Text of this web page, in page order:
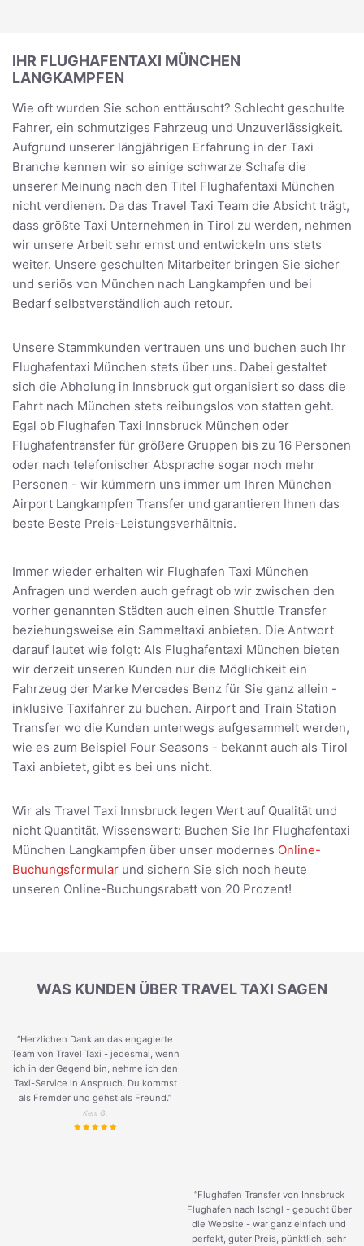
IHR FLUGHAFENTAXI MÜNCHEN
LANGKAMPFEN
Wie oft wurden Sie schon enttäuscht? Schlecht geschulte
Fahrer, ein schmutziges Fahrzeug und Unzuverlässigkeit.
Aufgrund unserer längjährigen Erfahrung in der Taxi
Branche kennen wir so einige schwarze Schafe die
unserer Meinung nach den Titel Flughafentaxi München
nicht verdienen. Da das Travel Taxi Team die Absicht trägt,
dass größte Taxi Unternehmen in Tirol zu werden, nehmen
wir unsere Arbeit sehr ernst und entwickeln uns stets
weiter. Unsere geschulten Mitarbeiter bringen Sie sicher
und seriös von München nach Langkampfen und bei
Bedarf selbstverständlich auch retour.
Unsere Stammkunden vertrauen uns und buchen auch Ihr
Flughafentaxi München stets über uns. Dabei gestaltet
sich die Abholung in Innsbruck gut organisiert so dass die
Fahrt nach München stets reibungslos von statten geht.
Egal ob Flughafen Taxi Innsbruck München oder
Flughafentransfer für größere Gruppen bis zu 16 Personen
oder nach telefonischer Absprache sogar noch mehr
Personen - wir kümmern uns immer um Ihren München
Airport Langkampfen Transfer und garantieren Ihnen das
beste Beste Preis-Leistungsverhältnis.
Immer wieder erhalten wir Flughafen Taxi München
Anfragen und werden auch gefragt ob wir zwischen den
vorher genannten Städten auch einen Shuttle Transfer
beziehungsweise ein Sammeltaxi anbieten. Die Antwort
darauf lautet wie folgt: Als Flughafentaxi München bieten
wir derzeit unseren Kunden nur die Möglichkeit ein
Fahrzeug der Marke Mercedes Benz für Sie ganz allein -
inklusive Taxifahrer zu buchen. Airport and Train Station
Transfer wo die Kunden unterwegs aufgesammelt werden,
wie es zum Beispiel Four Seasons - bekannt auch als Tirol
Taxi anbietet, gibt es bei uns nicht.
Wir als Travel Taxi Innsbruck legen Wert auf Qualität und
nicht Quantität. Wissenswert: Buchen Sie Ihr Flughafentaxi
München Langkampfen über unser modernes Online-
Buchungsformular und sichern Sie sich noch heute
unseren Online-Buchungsrabatt von 20 Prozent!
WAS KUNDEN ÜBER TRAVEL TAXI SAGEN
“Herzlichen Dank an das engagierte
Team von Travel Taxi - jedesmal, wenn
ich in der Gegend bin, nehme ich den
Taxi-Service in Anspruch. Du kommst
als Fremder und gehst als Freund.”
Keni G.
“Flughafen Transfer von Innsbruck
Flughafen nach Ischgl - gebucht über
die Website - war ganz einfach und
perfekt, guter Preis, pünktlich, sehr